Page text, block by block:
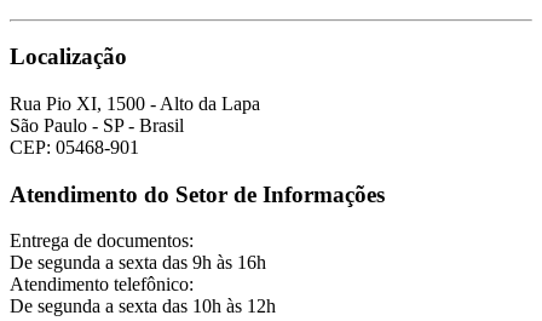
Localização
Rua Pio XI, 1500 - Alto da Lapa
São Paulo - SP - Brasil
CEP: 05468-901
Atendimento do Setor de Informações
Entrega de documentos:
De segunda a sexta das 9h às 16h
Atendimento telefônico:
De segunda a sexta das 10h às 12h